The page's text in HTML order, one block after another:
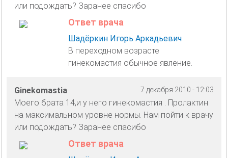
или подождать? Заранее спасибо
Ответ врача
Шадёркин Игорь Аркадьевич
В переходном возрасте
гинекомастия обычное явление.
7 декабря 2010 - 12:03
Ginekomastia
Моего брата 14,и у него гинекомастия . Пролактин
на максимальном уровне нормы. Нам пойти к врачу
или подождать? Заранее спасибо
Ответ врача